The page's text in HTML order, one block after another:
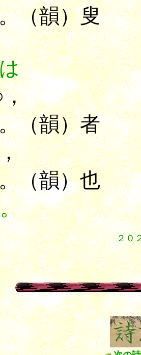
（韻）叟
（韻）者
（韻）也
２０
１
１
１